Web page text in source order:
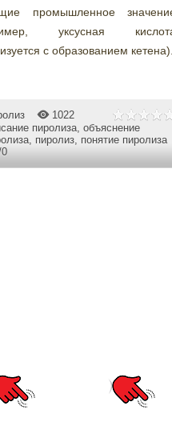
промышленное
уксусная
с образованием кетена).
1022
пиролиза, объяснение
, пиролиз, понятие пиролиза
0